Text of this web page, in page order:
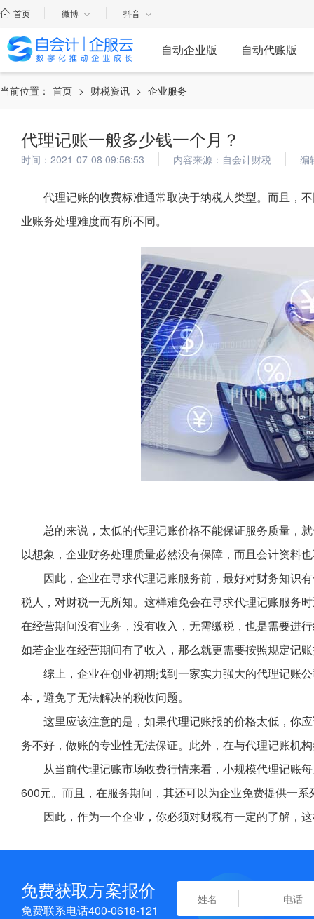
首页 微博 抖音
自动企业版 自动代账版
当前位置： 首页 > 财税资讯 > 企业服务
代理记账一般多少钱一个月？
时间：2021-07-08 09:56:53 内容来源：自会计财税 编
代理记账的收费标准通常取决于纳税人类型。而且，
业账务处理难度而有所不同。
总的来说，太低的代理记账价格不能保证服务质量，
以想象，企业财务处理质量必然没有保障，而且会计资料
因此，企业在寻求代理记账服务前，最好对财务知识
税人，对财税一无所知。这样难免会在寻求代理记账服务
在经营期间没有业务，没有收入，无需缴税，也是需要进
如若企业在经营期间有了收入，那么就更需要按照规定记
综上，企业在创业初期找到一家实力强大的代理记账
本，避免了无法解决的税收问题。
这里应该注意的是，如果代理记账报的价格太低，你
务不好，做账的专业性无法保证。此外，在与代理记账机
从当前代理记账市场收费行情来看，小规模代理记账
600元。而且，在服务期间，其还可以为企业免费提供一
因此，作为一个企业，你必须对财税有一定的了解，
免费获取方案报价
免费联系电话400-0618-121